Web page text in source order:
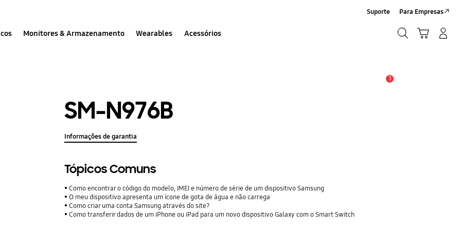
Monitores & Armazenamento Wearables Acessórios
Suporte Para Empresas
3
SM-N976B
Informações de garantia
Tópicos Comuns
Como encontrar o código do modelo, IMEI e número de série de um dispositivo Samsung
O meu dispositivo apresenta um ícone de gota de água e não carrega
Como criar uma conta Samsung através do site?
Como transferir dados de um iPhone ou iPad para um novo dispositivo Galaxy com o Smart Switch